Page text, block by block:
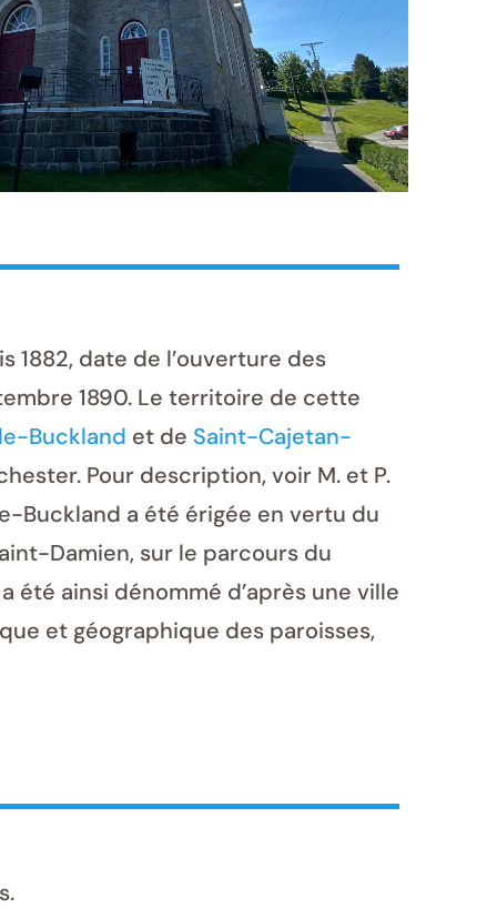
1882, date de l’ouverture des
1890. Le territoire de cette
Buckland et de Saint-Cajetan-
Pour description, voir M. et P.
Buckland a été érigée en vertu du
Damien, sur le parcours du
été ainsi dénommé d’après une ville
et géographique des paroisses,